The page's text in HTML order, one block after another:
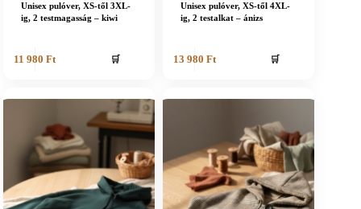
Unisex pulóver, XS-től 3XL-
ig, 2 testmagasság – kiwi
11 980Ft 🛒
Unisex pulóver, XS-től 4XL-
ig, 2 testalkat – ánizs
13 980 Ft 🛒